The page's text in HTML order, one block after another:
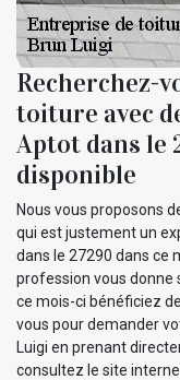
Recherchez-
toiture avec
Aptot dans le
disponible
Nous vous proposons
qui est justement un
dans le 27290 dans ce
profession vous donne
ce mois-ci bénéficiez
vous pour demander
Luigi en prenant
consultez le site